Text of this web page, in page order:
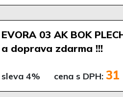
EVORA 03 AK BOK
a doprava zdarma !!!
sleva 4% cena s DPH: 31